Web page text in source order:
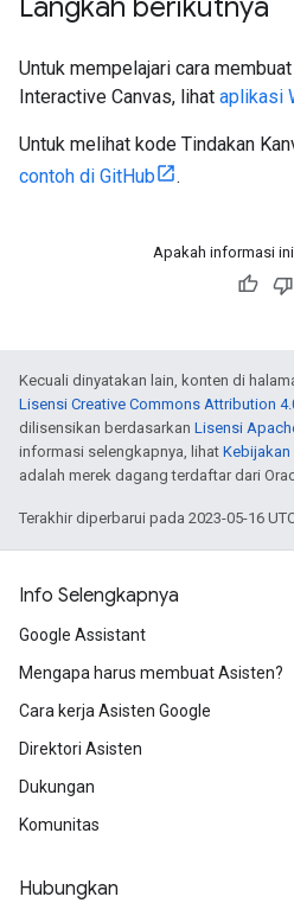
Langkah berikutnya
Untuk mempelajari cara
Interactive Canvas, lihat aplikasi
Untuk melihat kode Tindakan
contoh di GitHub
.
Apakah informasi
Kecuali dinyatakan lain, konten di
Lisensi Creative Commons Attribution
dilisensikan berdasarkan Lisensi
informasi selengkapnya, lihat
adalah merek dagang terdaftar dari
Terakhir diperbarui pada 2023-05-16
Info Selengkapnya
Google Assistant
Mengapa harus membuat Asisten?
Cara kerja Asisten Google
Direktori Asisten
Dukungan
Komunitas
Hubungkan